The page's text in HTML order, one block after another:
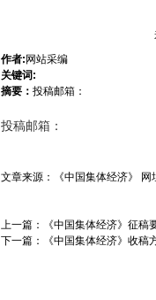
作者: 网站采编
关键词:
摘要： 投稿邮箱：
投稿邮箱：
文章来源： 《中国集体经济》 网
上一篇：
《中国集体经济》征稿
下一篇：
《中国集体经济》收稿